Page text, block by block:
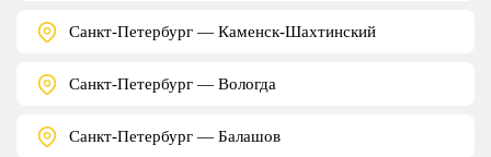
Санкт-Петербург — Каменск-Шахтинский
Санкт-Петербург — Вологда
Санкт-Петербург — Балашов